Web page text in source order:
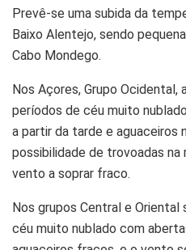
Prevê-se uma subida da
Baixo Alentejo, sendo
Cabo Mondego.
Nos Açores, Grupo Ocidental,
períodos de céu muito
a partir da tarde e aguaceiros
possibilidade de trovoadas na
vento a soprar fraco.
Nos grupos Central e
céu muito nublado com